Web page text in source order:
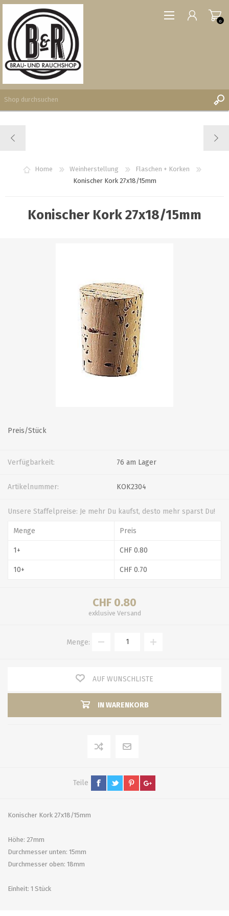
WUNSCHLISTE
0
Home Weinherstellung
Flaschen + Korken
Konischer Kork 27x18/15mm
Konischer Kork 27x18/15mm
Preis/Stück
Verfügbarkeit: 76 am Lager
Artikelnummer: KOK2304
Unsere Staffelpreise: Je mehr Du kaufst, desto mehr sparst Du!
Menge
1+
10+
Preis
CHF 0.80
CHF 0.70
CHF 0.80
exklusive Versand
Menge:
AUF WUNSCHLISTE
IN WARENKORB
Teile
Konischer Kork 27x18/15mm
Höhe: 27mm
Durchmesser unten: 15mm
Durchmesser oben: 18mm
Einheit: 1 Stück